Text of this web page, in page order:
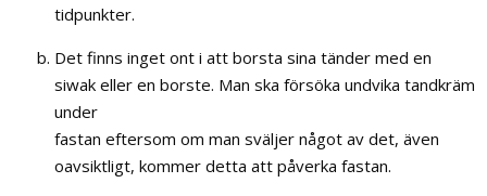
tidpunkter.
Det finns inget ont i att borsta sina tänder med en
siwak eller en borste. Man ska försöka undvika tandkräm
under
fastan eftersom om man sväljer något av det, även
oavsiktligt, kommer detta att påverka fastan.